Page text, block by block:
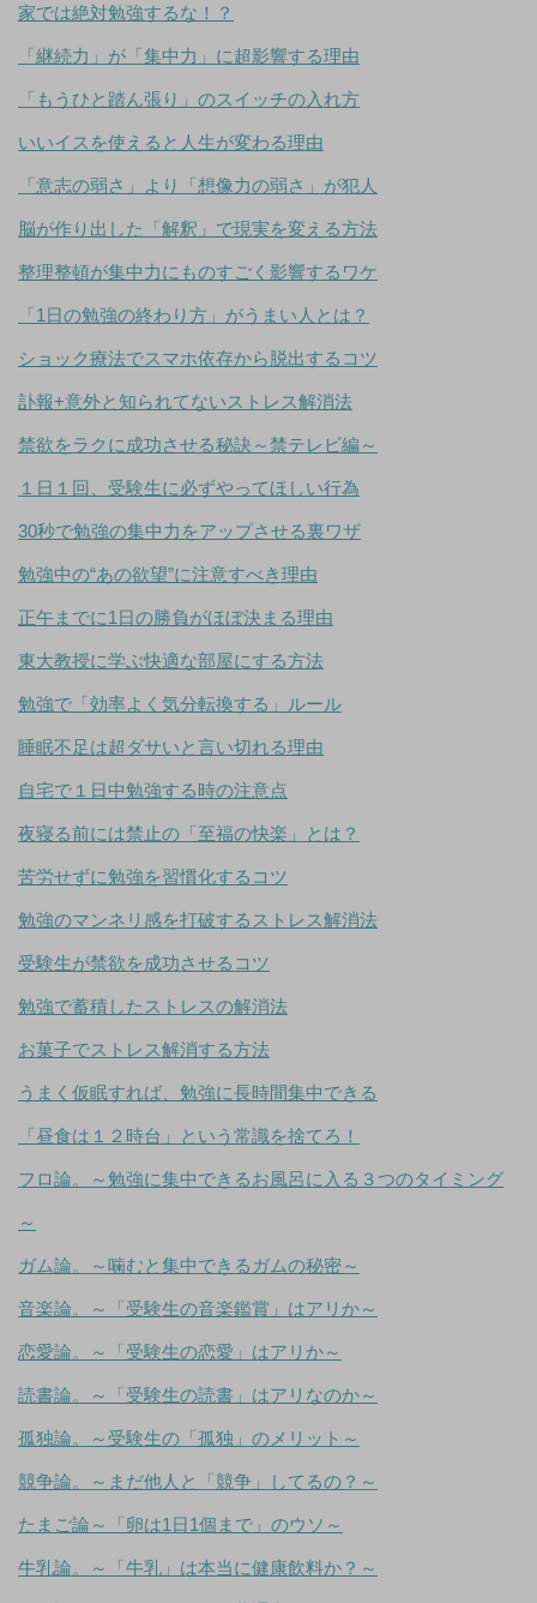
家では絶対勉強するな！？
「継続力」が「集中力」に超影響する理由
「もうひと踏ん張り」のスイッチの入れ方
いいイスを使えると人生が変わる理由
「意志の弱さ」より「想像力の弱さ」が犯人
脳が作り出した「解釈」で現実を変える方法
整理整頓が集中力にものすごく影響するワケ
「1日の勉強の終わり方」がうまい人とは？
ショック療法でスマホ依存から脱出するコツ
訃報+意外と知られてないストレス解消法
禁欲をラクに成功させる秘訣～禁テレビ編～
１日１回、受験生に必ずやってほしい行為
30秒で勉強の集中力をアップさせる裏ワザ
勉強中の“あの欲望”に注意すべき理由
正午までに1日の勝負がほぼ決まる理由
東大教授に学ぶ快適な部屋にする方法
勉強で「効率よく気分転換する」ルール
睡眠不足は超ダサいと言い切れる理由
自宅で１日中勉強する時の注意点
夜寝る前には禁止の「至福の快楽」とは？
苦労せずに勉強を習慣化するコツ
勉強のマンネリ感を打破するストレス解消法
受験生が禁欲を成功させるコツ
勉強で蓄積したストレスの解消法
お菓子でストレス解消する方法
うまく仮眠すれば、勉強に長時間集中できる
「昼食は１２時台」という常識を捨てろ！
フロ論。～勉強に集中できるお風呂に入る３つのタイミング
～
ガム論。～噛むと集中できるガムの秘密～
音楽論。～「受験生の音楽鑑賞」はアリか～
恋愛論。～「受験生の恋愛」はアリか～
読書論。～「受験生の読書」はアリなのか～
孤独論。～受験生の「孤独」のメリット～
競争論。～まだ他人と「競争」してるの？～
たまご論～「卵は1日1個まで」のウソ～
牛乳論。～「牛乳」は本当に健康飲料か？～